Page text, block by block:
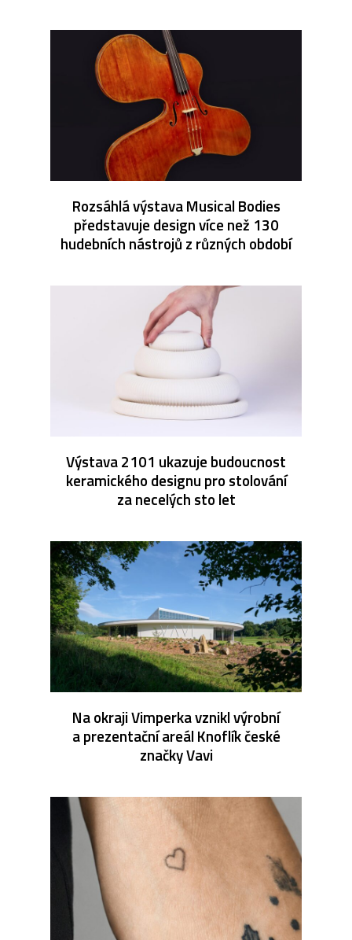
Rozsáhlá výstava Musical Bodies
představuje design více než 130
hudebních nástrojů z různých období
Výstava 2101 ukazuje budoucnost
keramického designu pro stolování
za necelých sto let
Na okraji Vimperka vznikl výrobní
a prezentační areál Knoflík české
značky Vavi